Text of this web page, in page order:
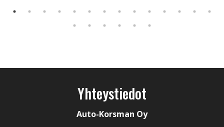
Yhteystiedot
Auto-Korsman Oy